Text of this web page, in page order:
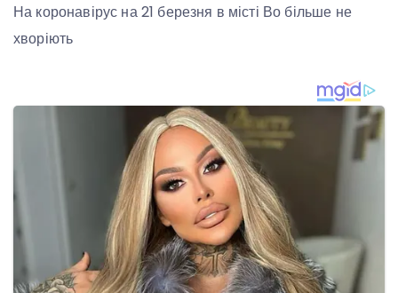
На коронавірус на 21 березня в місті Во більше не
хворіють